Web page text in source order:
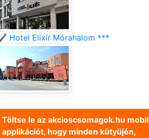
Hotel Elixír Mórahalom ***
Töltse le az akcioscsomagok.hu mobil
applikációt, hogy minden kütyüjén,